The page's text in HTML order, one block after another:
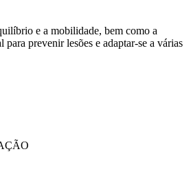
e a mobilidade, bem como a
prevenir lesões e adaptar-se a várias